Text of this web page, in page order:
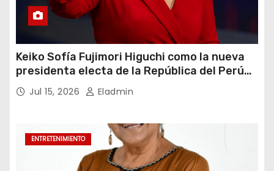
Keiko Sofía Fujimori Higuchi como la nueva
presidenta electa de la República del Perú
para el periodo constitucional 2026-2031
Jul 15, 2026 Eladmin
ENTRETENIMIENTO